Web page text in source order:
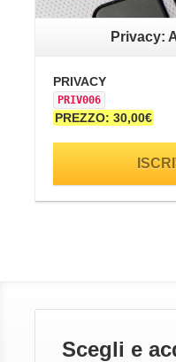
Privacy:
PRIVACY
PRIV006
PREZZO: 30,00€
Scegli e